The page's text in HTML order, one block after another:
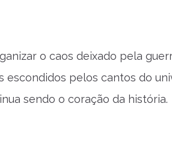
o caos deixado pela
pelos cantos do
sendo o coração da história.